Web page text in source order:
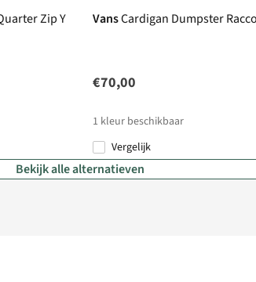
Zip Y VansCardigan Dumpster
€70,00
1 kleur beschikbaar
Vergelijk
Bekijk alle alternatieven